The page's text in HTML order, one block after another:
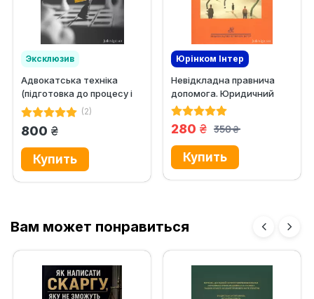
Эксклюзив
Адвокатська техніка
(підготовка до процесу і
методики переконання)
(2)
800 грн.
Юрінком Iнтер
Невідкладна правнича
допомога. Юридичний
порадник
350
грн.
280 грн.
Вам может понравиться